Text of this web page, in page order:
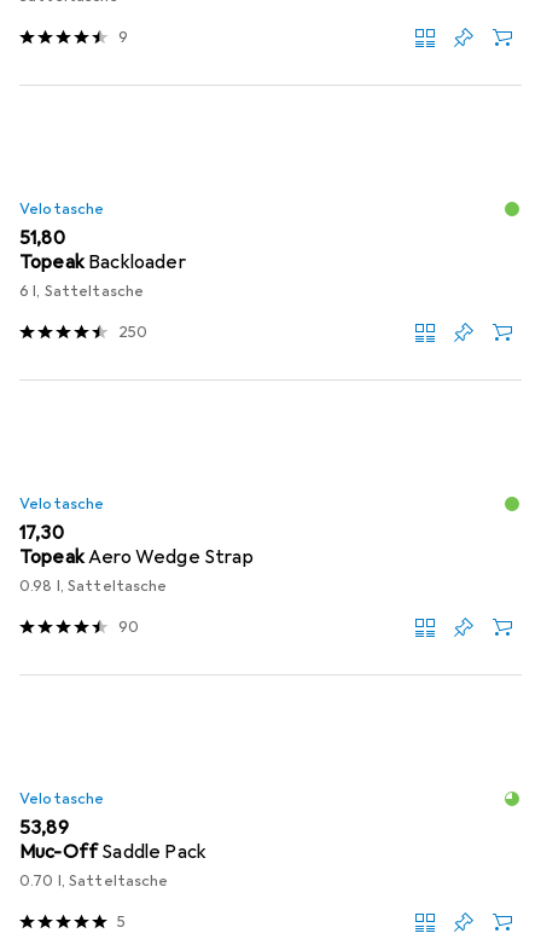
9
Velotasche
EUR
51,80
Topeak Backloader
6 l, Satteltasche
250
Velotasche
EUR
17,30
TopeakAero Wedge Strap
0.98 l, Satteltasche
90
Velotasche
EUR
53,89
Muc-OffSaddle Pack
0.70 l, Satteltasche
5